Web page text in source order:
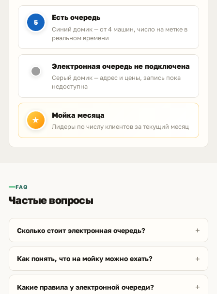
5
Есть очередь
Синий домик — от 4 машин, число на метке в
реальном времени
Электронная очередь не подключена
Серый домик — адрес и цены, запись пока
недоступна
★
Мойка месяца
Лидеры по числу клиентов за текущий месяц
FAQ
Частые вопросы
Сколько стоит электронная очередь?
Как понять, что на мойку можно ехать?
Какие правила у электронной очереди?